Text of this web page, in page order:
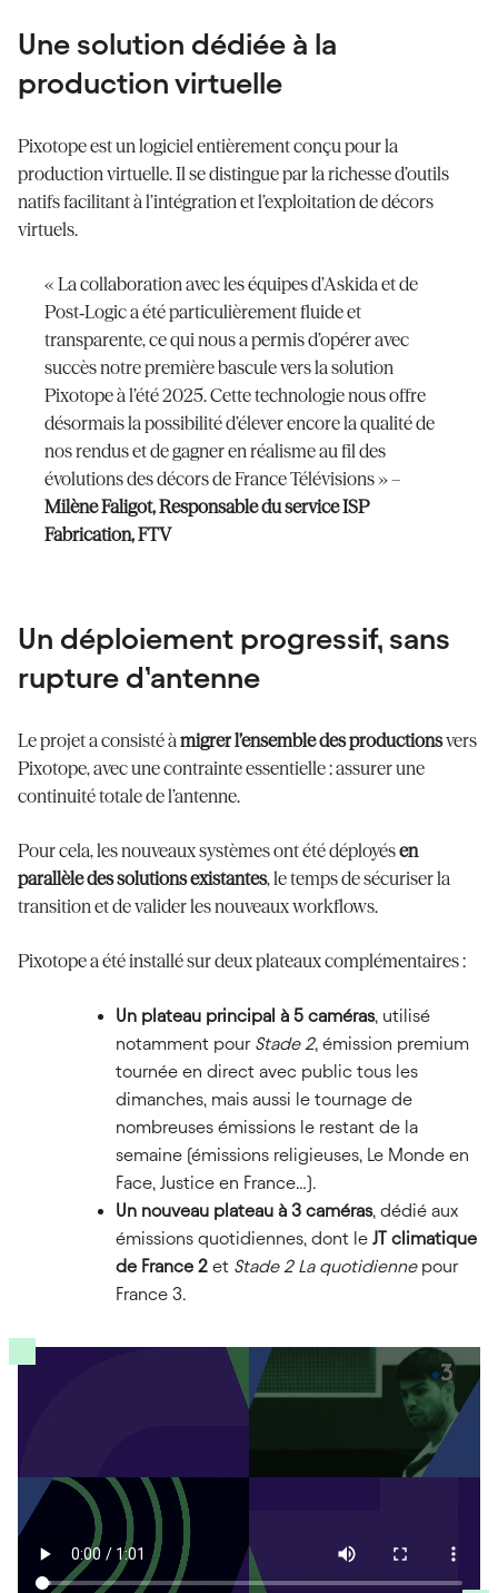
Une solution dédiée à la
production virtuelle
Pixotope est un logiciel entièrement conçu pour la
production virtuelle. Il se distingue par la richesse d’outils
natifs facilitant à l’intégration et l’exploitation de décors
virtuels.
« La collaboration avec les équipes d’Askida et de
Post‑Logic a été particulièrement fluide et
transparente, ce qui nous a permis d’opérer avec
succès notre première bascule vers la solution
Pixotope à l’été 2025. Cette technologie nous offre
désormais la possibilité d’élever encore la qualité de
nos rendus et de gagner en réalisme au fil des
évolutions des décors de France Télévisions » –
Milène Faligot, Responsable du service ISP
Fabrication, FTV
Un déploiement progressif, sans
rupture d’antenne
Le projet a consisté à migrer l’ensemble des productionsvers
Pixotope, avec une contrainte essentielle : assurer une
continuité totale de l’antenne.
Pour cela, les nouveaux systèmes ont été déployésen
parallèle des solutions existantes, le temps de sécuriser la
transition et de valider les nouveaux workflows.
Pixotope a été installé sur deux plateaux complémentaires :
Un plateau principal à 5 caméras, utilisé
notamment pour Stade 2, émission premium
tournée en direct avec public tous les
dimanches, mais aussi le tournage de
nombreuses émissions le restant de la
semaine (émissions religieuses, Le Monde en
Face, Justice en France…).
Un nouveau plateau à 3 caméras, dédié aux
émissions quotidiennes, dont le JT climatique
de France 2 et Stade 2 La quotidiennepour
France 3.